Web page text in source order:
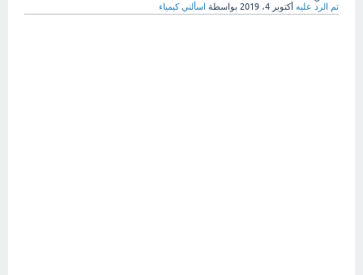
تم الرد عليه أكتوبر 4، 2019 بواسطة اسألني كيمياء